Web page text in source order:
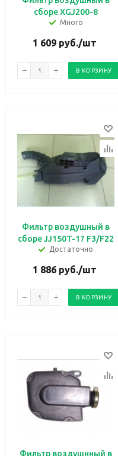
сборе XGJ200-8
Много
1 609 руб./шт
В КОРЗИНУ
Фильтр воздушный в
сборе JJ150T-17 F3/F22
Достаточно
1 886 руб./шт
В КОРЗИНУ
Фильтр воздушнный в